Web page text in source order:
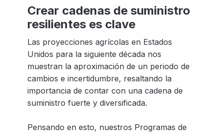
Crear cadenas de suministro
resilientes es clave
Las proyecciones agrícolas en Estados
Unidos para la siguiente década nos
muestran la aproximación de un periodo de
cambios e incertidumbre, resaltando la
importancia de contar con una cadena de
suministro fuerte y diversificada.
Pensando en esto, nuestros Programas de